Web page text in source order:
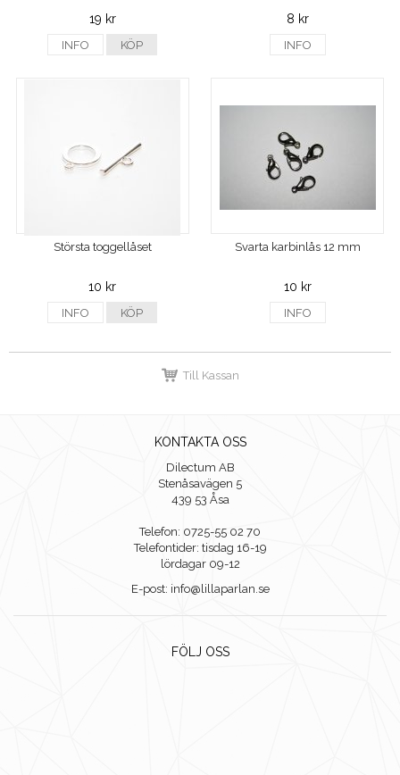
19 kr
INFO KÖP
8 kr
INFO
Största toggellåset
10 kr
INFO KÖP
Svarta karbinlås 12 mm
10 kr
INFO
Till Kassan
KONTAKTA OSS
Dilectum AB
Stenåsavägen 5
439 53 Åsa
Telefon: 0725-55 02 70
Telefontider: tisdag 16-19
lördagar 09-12
E-post: info@lillaparlan.se
FÖLJ OSS